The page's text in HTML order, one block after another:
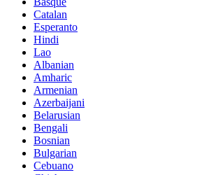
Catalan
Esperanto
Hindi
Lao
Albanian
Amharic
Armenian
Azerbaijani
Belarusian
Bengali
Bosnian
Bulgarian
Cebuano